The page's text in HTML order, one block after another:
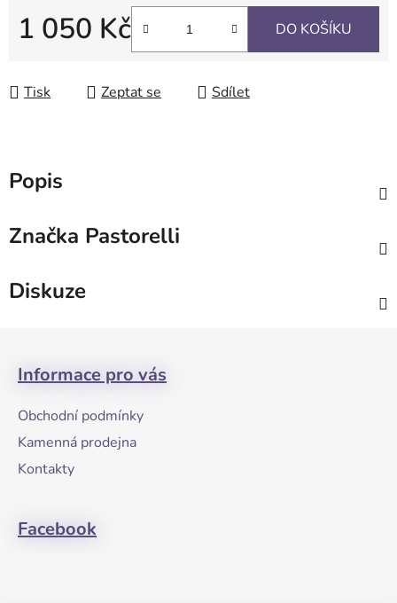
1 050 Kč DO KOŠÍKU
Tisk Zeptat se Sdílet
Popis
Značka Pastorelli
Diskuze
Informace pro vás
Obchodní podmínky
Kamenná prodejna
Kontakty
Facebook